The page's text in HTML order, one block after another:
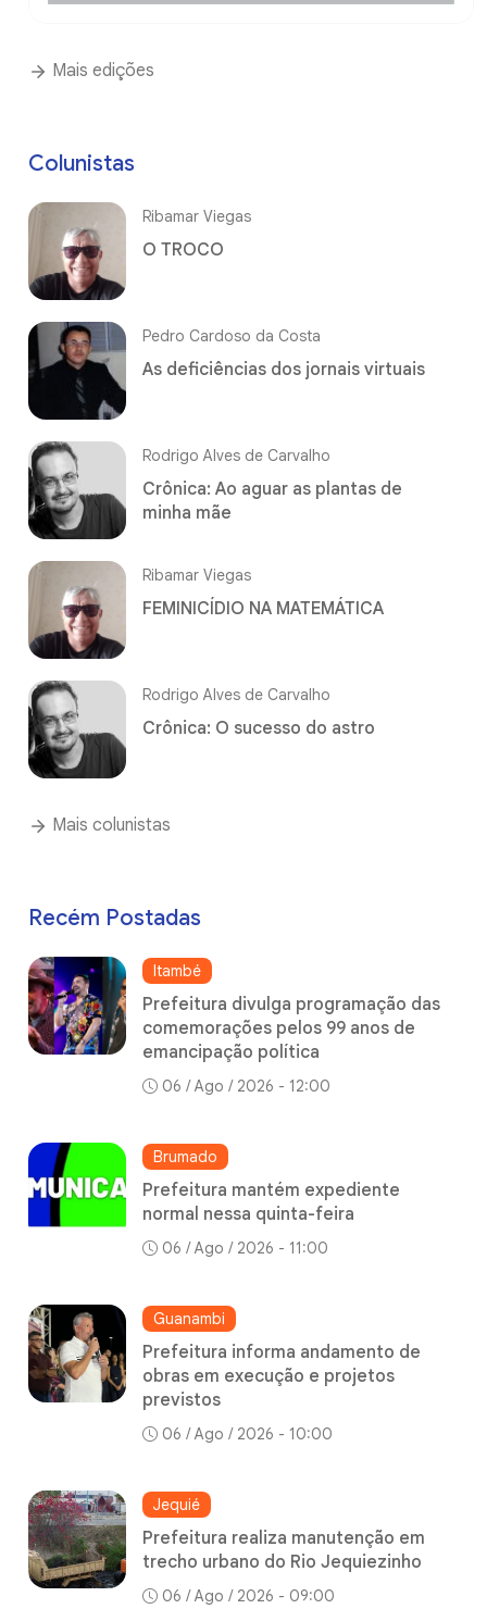
Mais edições
Colunistas
Ribamar Viegas
O TROCO
Pedro Cardoso da Costa
As deficiências dos jornais virtuais
Rodrigo Alves de Carvalho
Crônica: Ao aguar as plantas de
minha mãe
Ribamar Viegas
FEMINICÍDIO NA MATEMÁTICA
Rodrigo Alves de Carvalho
Crônica: O sucesso do astro
Mais colunistas
Recém Postadas
Itambé
Prefeitura divulga programação das
comemorações pelos 99 anos de
emancipação política
06 / Ago / 2026 - 12:00
Brumado
Prefeitura mantém expediente
normal nessa quinta-feira
06 / Ago / 2026 - 11:00
Guanambi
Prefeitura informa andamento de
obras em execução e projetos
previstos
06 / Ago / 2026 - 10:00
Jequié
Prefeitura realiza manutenção em
trecho urbano do Rio Jequiezinho
06 / Ago / 2026 - 09:00